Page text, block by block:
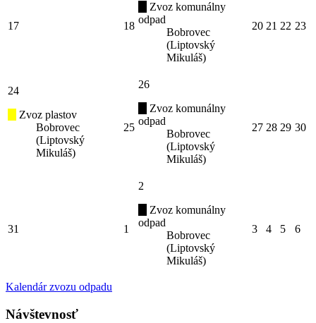
17 18
Zvoz komunálny
odpad
Bobrovec
(Liptovský
Mikuláš)
20 21 22 23
24
Zvoz plastov
Bobrovec
(Liptovský
Mikuláš)
25
26
Zvoz komunálny
odpad
Bobrovec
(Liptovský
Mikuláš)
27 28 29 30
31 1
2
Zvoz komunálny
odpad
Bobrovec
(Liptovský
Mikuláš)
3 4 5 6
Kalendár zvozu odpadu
Návštevnosť